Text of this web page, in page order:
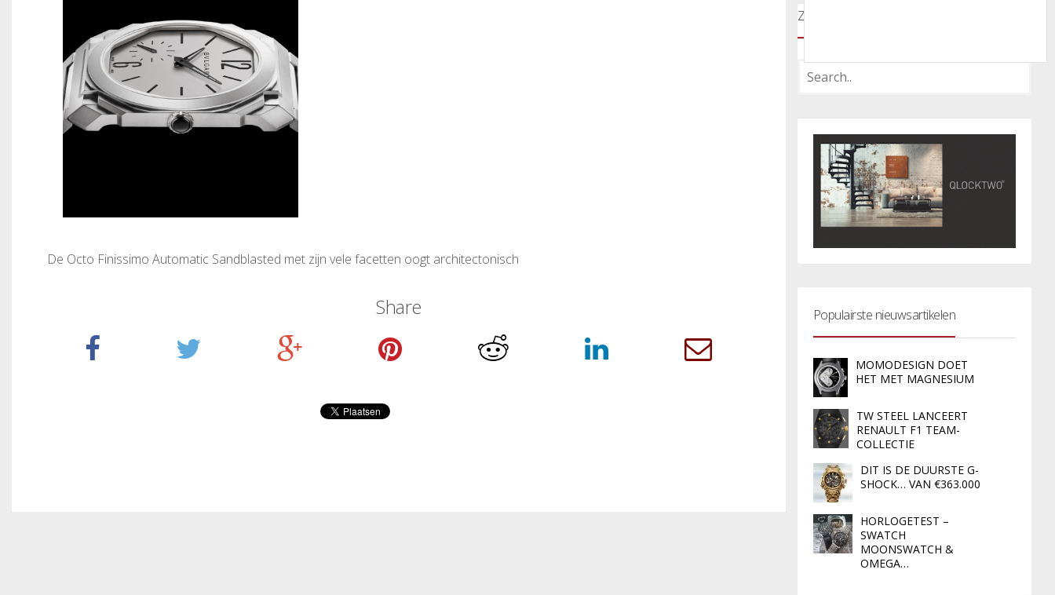
De Octo Finissimo Automatic Sandblasted met zijn vele facetten oogt architectonisch
Share
Zoeken door onze nieuwsartikelen
Populairste nieuwsartikelen
MOMODESIGN DOET
HET MET MAGNESIUM
TW STEEL LANCEERT
RENAULT F1 TEAM-
COLLECTIE
DIT IS DE DUURSTE G-
SHOCK… VAN €363.000
HORLOGETEST –
SWATCH
MOONSWATCH &
OMEGA…